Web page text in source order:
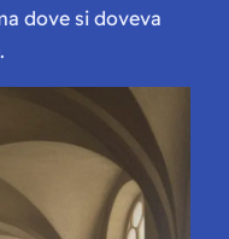
dove si doveva